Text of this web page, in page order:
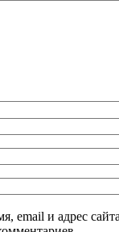
email и адрес